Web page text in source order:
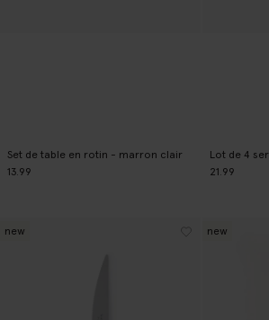
Set de table en rotin - marron clair
13.99
21.99
new new